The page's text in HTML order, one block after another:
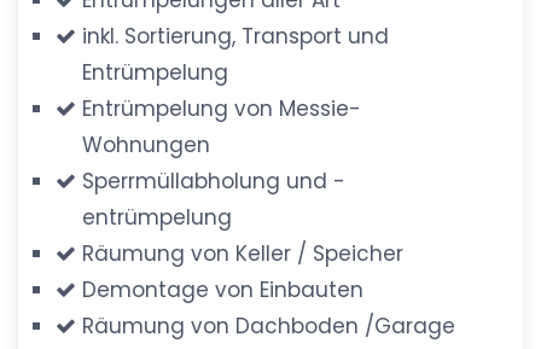
inkl. Sortierung, Transport und
Entrümpelung
Entrümpelung von Messie-
Wohnungen
Sperrmüllabholung und -
entrümpelung
Räumung von Keller / Speicher
Demontage von Einbauten
Räumung von Dachboden /Garage